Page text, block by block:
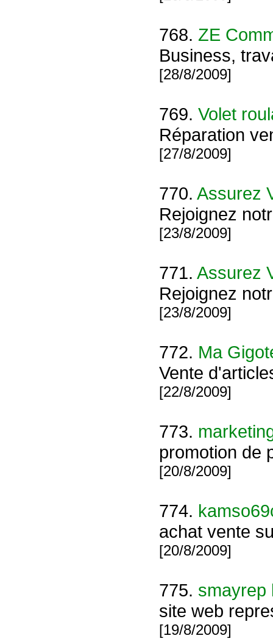
768. ZE
Business,
[28/8/2009]
769. Volet
Réparation
[27/8/2009]
770. Assurez
Rejoignez
[23/8/2009]
771. Assurez
Rejoignez
[23/8/2009]
772. Ma
Vente
[22/8/2009]
773.
promotion de
[20/8/2009]
774.
achat vente
[20/8/2009]
775. smayrep
site web
[19/8/2009]